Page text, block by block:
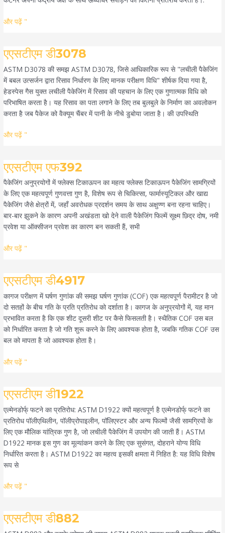
और पढ़ें "
एएसटीएम डी3078
ASTM D3078 की समझ ASTM D3078, जिसे आधिकारिक रूप से "लचीली पैकेजिंग
में बबल उत्सर्जन द्वारा रिसाव निर्धारण के लिए मानक परीक्षण विधि" शीर्षक दिया गया है,
हेडस्पेस गैस युक्त लचीली पैकेजिंग में रिसाव की पहचान के लिए एक गुणात्मक विधि को
परिभाषित करता है। यह रिसाव का पता लगाने के लिए तब बुलबुले के निर्माण का अवलोकन
करता है जब पैकेज को वैक्यूम चैंबर में पानी के नीचे डुबोया जाता है। की उपस्थिति
एएसटीएम
डी3078
और पढ़ें "
एएसटीएम एफ392
पैकेजिंग अनुप्रयोगों में फ्लेक्स टिकाऊपन का महत्व फ्लेक्स टिकाऊपन पैकेजिंग सामग्रियों
के लिए एक महत्वपूर्ण गुणवत्ता गुण है, विशेष रूप से चिकित्सा, फार्मास्यूटिकल और खाद्य
पैकेजिंग जैसे क्षेत्रों में, जहाँ अवरोधक प्रदर्शन समय के साथ अक्षुण्ण बना रहना चाहिए।
बार-बार झुकने के कारण अपनी अखंडता खो देने वाली पैकेजिंग फिल्में सूक्ष्म छिद्र दोष, नमी
प्रवेश या ऑक्सीजन प्रवेश का कारण बन सकती हैं, सभी
एएसटीएम
एफ392
और पढ़ें "
एएसटीएम डी4917
कागज परीक्षण में घर्षण गुणांक की समझ घर्षण गुणांक (COF) एक महत्वपूर्ण पैरामीटर है जो
दो सतहों के बीच गति के प्रति प्रतिरोध को दर्शाता है। कागज के अनुप्रयोगों में, यह मान
प्रभावित करता है कि एक शीट दूसरी शीट पर कैसे फिसलती है। स्थैतिक COF उस बल
को निर्धारित करता है जो गति शुरू करने के लिए आवश्यक होता है, जबकि गतिक COF उस
बल को मापता है जो आवश्यक होता है।
एएसटीएम
डी4917
और पढ़ें "
एएसटीएम डी1922
एल्मेनडोर्फ् फटने का प्रतिरोध: ASTM D1922 क्यों महत्वपूर्ण है एल्मेनडोर्फ् फटने का
प्रतिरोध पॉलीएथिलीन, पॉलीप्रोपाइलीन, पॉलिएस्टर और अन्य फिल्मों जैसी सामग्रियों के
लिए एक मौलिक यांत्रिक गुण है, जो लचीली पैकेजिंग में उपयोग की जाती हैं। ASTM
D1922 मानक इस गुण का मूल्यांकन करने के लिए एक सुसंगत, दोहराने योग्य विधि
निर्धारित करता है। ASTM D1922 का महत्व इसकी क्षमता में निहित है: यह विधि विशेष
रूप से
एएसटीएम
डी1922
और पढ़ें "
एएसटीएम डी882
एएसटीएम
डी882